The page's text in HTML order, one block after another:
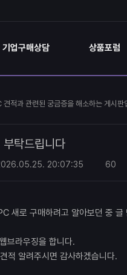
기업구매상담 상품포럼
견적과 관련된 궁금증을 해소하는 게시판
탁드립니다
20:07:35 60
새로 구매하려고 알아보던 중 글
브라우징을 합니다.
적 알려주시면 감사하겠습니다.